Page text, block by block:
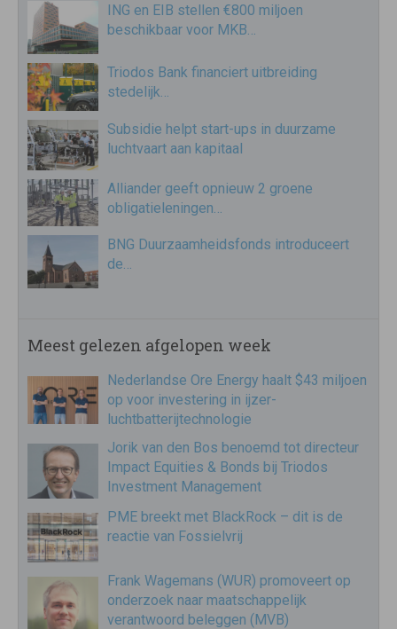
ING en EIB stellen €800 miljoen
beschikbaar voor MKB…
Triodos Bank financiert uitbreiding
stedelijk…
Subsidie helpt start-ups in duurzame
luchtvaart aan kapitaal
Alliander geeft opnieuw 2 groene
obligatieleningen…
BNG Duurzaamheidsfonds introduceert
de…
Meest gelezen afgelopen week
Nederlandse Ore Energy haalt $43 miljoen
op voor investering in ijzer-
luchtbatterijtechnologie
Jorik van den Bos benoemd tot directeur
Impact Equities & Bonds bij Triodos
Investment Management
PME breekt met BlackRock – dit is de
reactie van Fossielvrij
Frank Wagemans (WUR) promoveert op
onderzoek naar maatschappelijk
verantwoord beleggen (MVB)